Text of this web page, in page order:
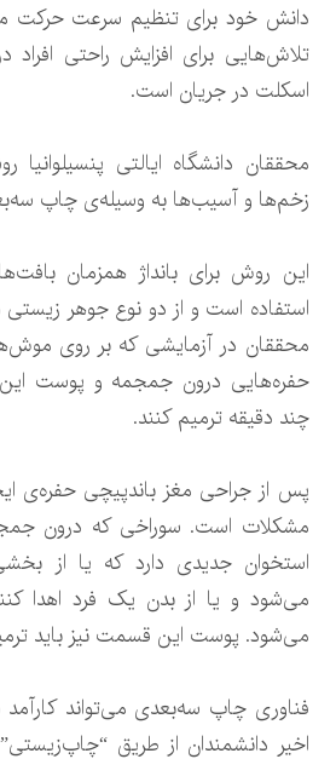
دانش خود برای تنظیم سرعت حرکت
تلاش‌هایی برای افزایش راحتی افراد
اسکلت در جریان است.
محققان دانشگاه ایالتی
زخم‌ها و آسیب‌ها به‌ وسیله‌ی چاپ
این روش برای بانداژ همزمان
استفاده است و از دو نوع جوهر
محققان در آزمایشی که بر روی موش‌ها
حفره‌هایی درون جمجمه و پوست
چند دقیقه ترمیم کنند.
پس از جراحی مغز باندپیچی حفره‌ی
مشکلات است. سوراخی که درون
استخوان جدیدی دارد که یا از
می‌شود و یا از بدن یک فرد اهدا
می‌شود. پوست این قسمت نیز باید
فناوری چاپ سه‌بعدی می‌تواند
اخیر دانشمندان از طریق